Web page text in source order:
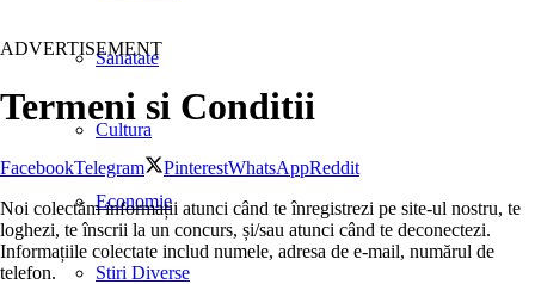
Sanatate
Cultura
Economie
Stiri Diverse
ADVERTISEMENT
Termeni si Conditii
FacebookTelegram PinterestWhatsAppReddit
Noi colectăm informații atunci când te înregistrezi pe site-ul nostru, te
loghezi, te înscrii la un concurs, și/sau atunci când te deconectezi.
Informațiile colectate includ numele, adresa de e-mail, numărul de
telefon.